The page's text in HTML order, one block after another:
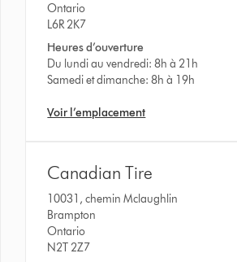
Ontario
L6R 2K7
Heures d’ouverture
Du lundi au vendredi: 8h à 21h
Samedi et dimanche: 8h à 19h
Voir l’emplacement
Canadian Tire
10031, chemin Mclaughlin
Brampton
Ontario
N2T 2Z7